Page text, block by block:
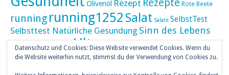
Olivenöl Rezept Rezepte Rote Beete
running running1252 Salat Salate SelbstTest
Selbsttest Natürliche Gesundung Sinn des Lebens
Skaten Tageskalender UltraUltramarathon
umZEITZUerLEBEN Weihnachten
Datenschutz und Cookies: Diese Website verwendet Cookies. Wenn du
die Website weiterhin nutzt, stimmst du der Verwendung von Cookies zu.